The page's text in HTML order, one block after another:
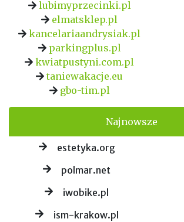
lubimyprzecinki.pl
elmatsklep.pl
kancelariaandrysiak.pl
parkingplus.pl
kwiatpustyni.com.pl
taniewakacje.eu
gbo-tim.pl
Najnowsze
estetyka.org
polmar.net
iwobike.pl
ism-krakow.pl